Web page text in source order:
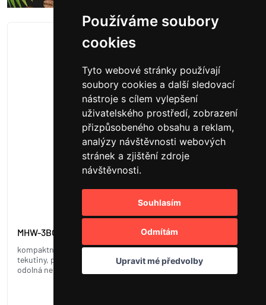
Používáme soubory
cookies
Tyto webové stránky používají
soubory cookies a další sledovací
nástroje s cílem vylepšení
uživatelského prostředí, zobrazení
přizpůsobeného obsahu a reklam,
analýzy návštěvnosti webových
stránek a zjištění zdroje
návštěvnosti.
Souhlasím
Odmítám
Upravit mé předvolby
MHW-3BOMBER baristická váha ESP, černá
kompaktní baristická váha na kávu, vhodná pro kávová zrna i
tekutiny, přesnost měření ±0,1 g do 200 g, dotykový LED displej,
odolná nerezová ocel, dobíjecí baterie